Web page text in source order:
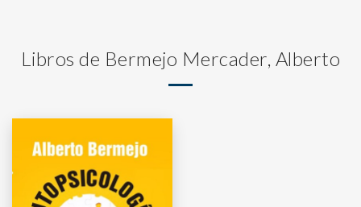
Libros de Bermejo Mercader, Alberto